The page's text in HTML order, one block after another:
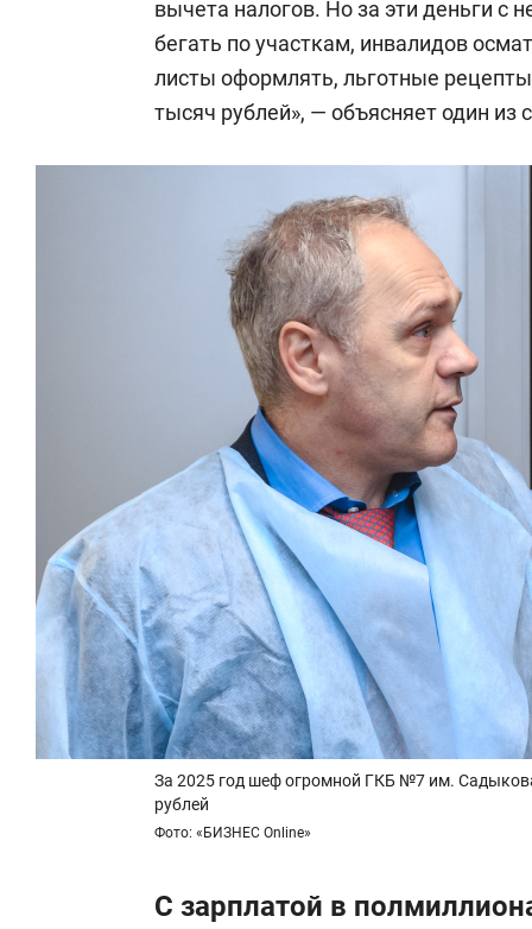
вычета налогов. Но за эти деньги с
бегать по участкам, инвалидов
листы оформлять, льготные
тысяч рублей», — объясняет один из
За 2025 год шеф огромной ГКБ №7 им.
рублей
Фото: «БИЗНЕС Online»
С зарплатой в